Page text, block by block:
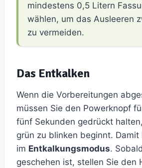
mindestens 0,5 Litern
wählen, um das Ausleeren
zu vermeiden.
Das Entkalken
Wenn die Vorbereitungen
müssen Sie den Powerknopf
fünf Sekunden gedrückt
grün zu blinken beginnt.
im Entkalkungsmodus.
geschehen ist, stellen Sie den